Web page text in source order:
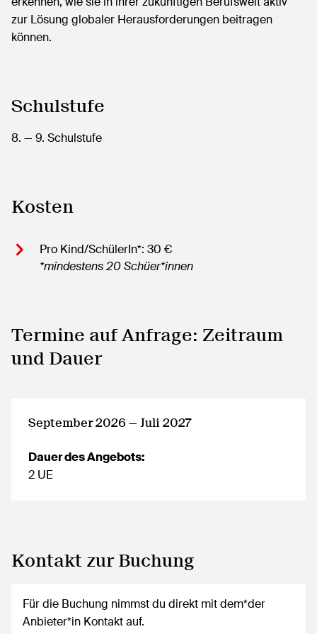
zur Lösung globaler Herausforderungen beitragen
können.
Schulstufe
8. — 9. Schulstufe
Kosten
Pro Kind/SchülerIn*: 30 €
*mindestens 20 Schüer*innen
Termine auf Anfrage: Zeitraum
und Dauer
September 2026 — Juli 2027
Dauer des Angebots:
2 UE
Kontakt zur Buchung
Für die Buchung nimmst du direkt mit dem*der
Anbieter*in Kontakt auf.